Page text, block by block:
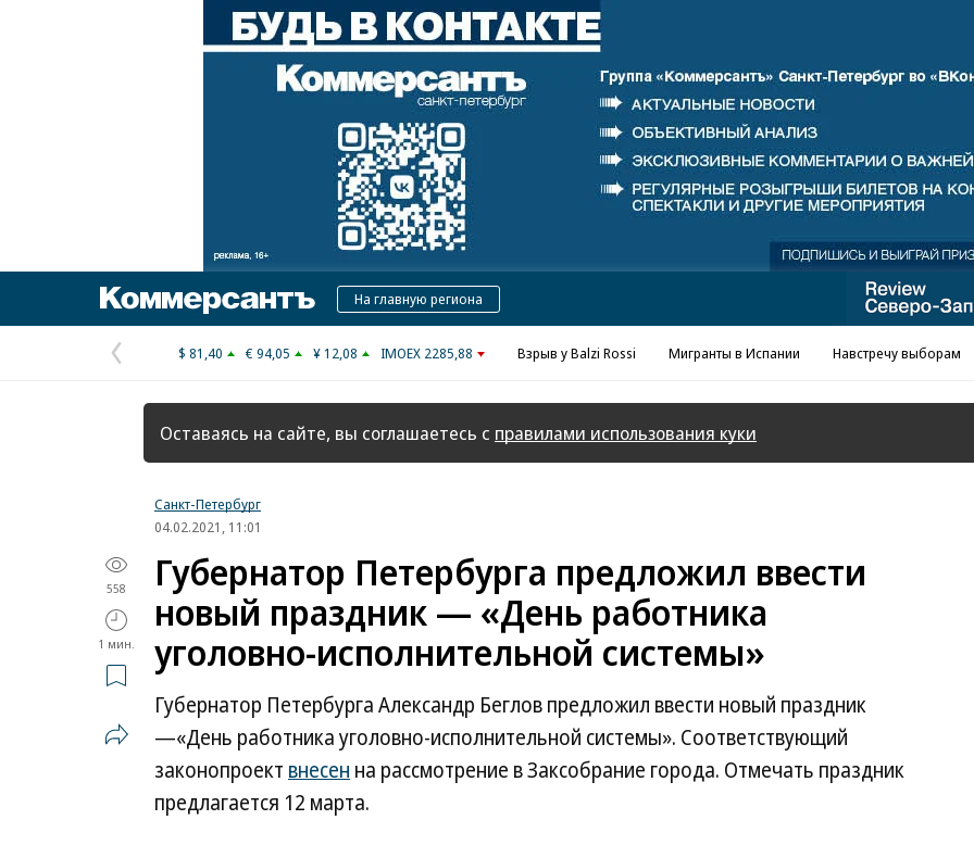
Реклама в «Ъ» www.kommersant.ru/ad
КоммерсантъНа главную региона
Предыдущая
страница
$ 81,40 € 94,05 ¥ 12,08 IMOEX 2285,88 Взрыв у Balzi Rossi Мигранты в Испании Навстречу выборам
Оставаясь на сайте, вы соглашаетесь с правилами использования куки
Санкт-Петербург
04.02.2021, 11:01
558
1 мин.
Губернатор Петербурга предложил ввести
новый праздник — «День работника
уголовно-исполнительной системы»
Губернатор Петербурга Александр Беглов предложил ввести новый праздник
—«День работника уголовно-исполнительной системы». Соответствующий
законопроект внесен на рассмотрение в Заксобрание города. Отмечать праздник
предлагается 12 марта.